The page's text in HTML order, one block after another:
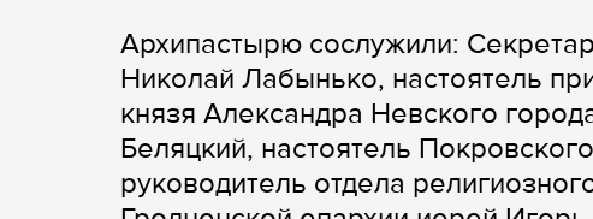
Архипастырю сослужили:
Николай Лабынько, настоятель
князя Александра Невского
Беляцкий, настоятель
руководитель отдела